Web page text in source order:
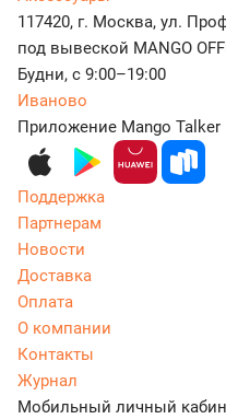
117420, г. Москва, ул.
под вывеской MANGO
Будни, с 9:00–19:00
Иваново
Приложение Mango Talker
Поддержка
Партнерам
Новости
Доставка
Оплата
О компании
Контакты
Журнал
Мобильный личный